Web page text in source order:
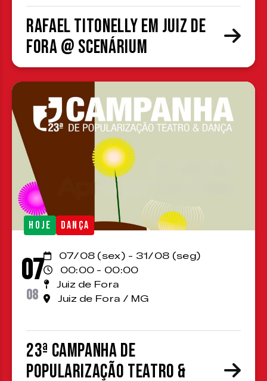
Rafael Titonelly em Juiz de
Fora @ Scenárium
HOJE DANÇA
07
08
07/08 (sex) - 31/08 (seg)
00:00 - 00:00
Juiz de Fora
Juiz de Fora / MG
23ª Campanha de
Popularização Teatro &